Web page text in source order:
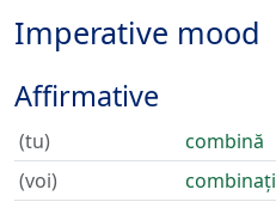
Imperative mood
Affirmative
(tu)
combină
(voi)
combinați